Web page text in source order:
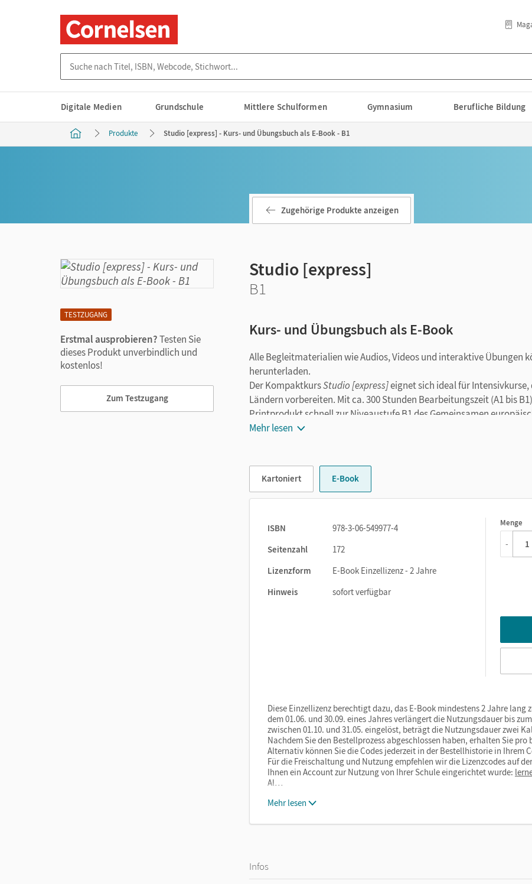
Digitale Medien Grundschule Mittlere Schulformen Gymnasium Berufliche Bildung
Produkte Studio [express] - Kurs- und Übungsbuch als E-Book - B1
TESTZUGANG
Erstmal ausprobieren?Testen Sie
dieses Produkt unverbindlich und
kostenlos!
Zum Testzugang
Zugehörige Produkte anzeigen
Studio [express]
B1
Kurs- und Übungsbuch als E-Book
Alle Begleitmaterialien wie Audios, Videos und interaktive Übungen
herunterladen.
Der KompaktkursStudio [express]eignet sich ideal für
Ländern vorbereiten. Mit ca. 300 Stunden Bearbeitungszeit (A1 bis
Printprodukt schnell zur Niveaustufe B1 des Gemeinsamen
interaktiven Online-Übungen begleiten die Lernenden in sämtlichen
mein.cornelsen.de .
Im E-Book ergänzen praktische Bearbeitungswerkzeuge, wie z. B.
Lehrwerkinhalte.
Mehr lesen
Kartoniert E-Book
ISBN
978-3-06-549977-4
Seitenzahl
172
Lizenzform
E-Book Einzellizenz - 2 Jahre
Hinweis
sofort verfügbar
Menge
1
-
Diese Einzellizenz berechtigt dazu, das E-Book mindestens 2 Jahre lang
dem 01.06. und 30.09. eines Jahres verlängert die Nutzungsdauer bis
zwischen 01.10. und 31.05. eingelöst, beträgt die Nutzungsdauer zwei
Nachdem Sie den Bestellprozess abgeschlossen haben, erhalten Sie
Alternativ können Sie die Codes jederzeit in der Bestellhistorie in Ihrem
Für die Freischaltung und Nutzung empfehlen wir die Lizenzcodes auf
Ihnen ein Account zur Nutzung von Ihrer Schule eingerichtet wurde:
Al…
Mehr lesen
Infos